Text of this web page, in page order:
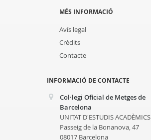
MÉS INFORMACIÓ
Avís legal
Crèdits
Contacte
INFORMACIÓ DE CONTACTE
Col·legi Oficial de Metges de
Barcelona
UNITAT D'ESTUDIS ACADÈMICS
Passeig de la Bonanova, 47
08017 Barcelona